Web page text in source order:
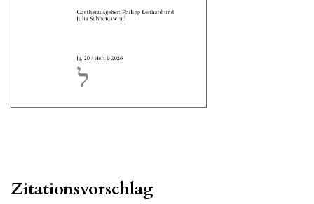
Zitationsvorschlag